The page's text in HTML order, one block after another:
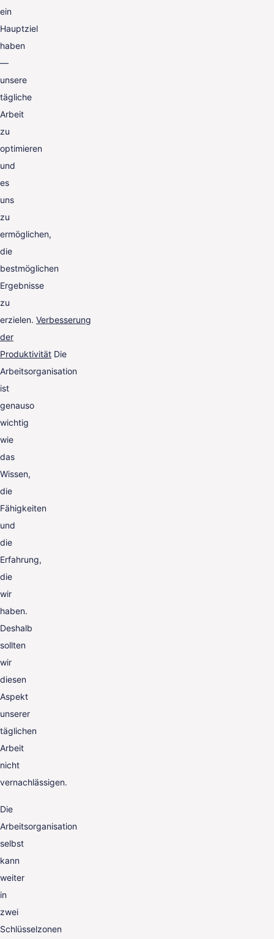
ein
Hauptziel
haben
—
unsere
tägliche
Arbeit
zu
optimieren
und
es
uns
zu
ermöglichen,
die
bestmöglichen
Ergebnisse
zu
erzielen. Verbesserung
der
Produktivität Die
Arbeitsorganisation
ist
genauso
wichtig
wie
das
Wissen,
die
Fähigkeiten
und
die
Erfahrung,
die
wir
haben.
Deshalb
sollten
wir
diesen
Aspekt
unserer
täglichen
Arbeit
nicht
vernachlässigen.
Die
Arbeitsorganisation
selbst
kann
weiter
in
zwei
Schlüsselzonen